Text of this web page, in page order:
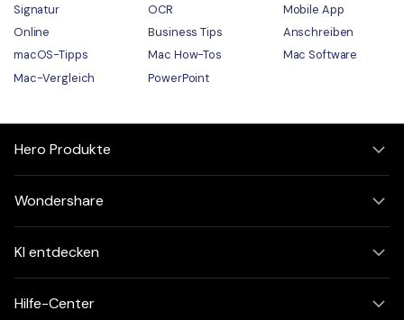
Signatur
OCR
Mobile App
Online
Business Tips
Anschreiben
macOS-Tipps
Mac How-Tos
Mac Software
Mac-Vergleich
PowerPoint
Hero Produkte
Wondershare
KI entdecken
Hilfe-Center